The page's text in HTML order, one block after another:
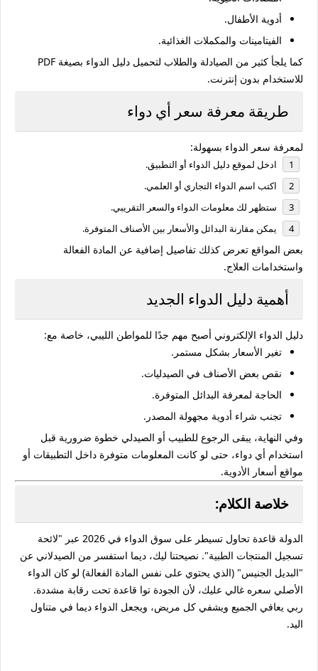
أدوية الأطفال.
الفيتامينات والمكملات الغذائية.
كما يلجأ كثير من الصيادلة والطلاب لتحميل دليل الدواء بصيغة PDF
للاستخدام بدون إنترنت.
طريقة معرفة سعر أي دواء
لمعرفة سعر الدواء بسهولة:
ادخل لموقع دليل الدواء أو التطبيق.
اكتب اسم الدواء التجاري أو العلمي.
ستظهر لك معلومات الدواء والسعر التقريبي.
يمكن مقارنة البدائل والأسعار بين الأصناف المتوفرة.
بعض المواقع تعرض كذلك تفاصيل إضافية عن المادة الفعالة
واستخدامات العلاج.
أهمية دليل الدواء الجديد
دليل الدواء الإلكتروني أصبح مهم جدًا للمواطن الليبي، خاصة مع:
تغير الأسعار بشكل مستمر.
نقص بعض الأصناف في الصيدليات.
الحاجة لمعرفة البدائل المتوفرة.
تجنب شراء أدوية مجهولة المصدر.
وفي النهاية، يبقى الرجوع للطبيب أو الصيدلي خطوة ضرورية قبل
استخدام أي دواء، حتى لو كانت المعلومات متوفرة داخل التطبيقات أو
مواقع أسعار الأدوية.
خلاصة الكلام:
الدولة قاعدة تحاول تسيطر على سوق الدواء في 2026 عبر "لائحة
تسجيل المنتجات الطبية". نصيحتنا ليك، ديما استفسر من الصيدلاني عن
"البديل الجنيس" (الذي يحتوي على نفس المادة الفعالة) لو كان الدواء
الأصلي سعره غالي عليك، لأن الجودة توا قاعدة تحت رقابة مشددة.
ربي يعافي الجميع ويشفي كل مريض، ويجعل الدواء ديما في متناول
اليد.